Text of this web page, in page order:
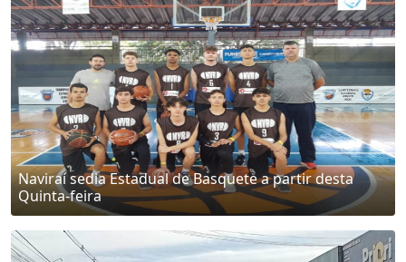
Naviraí sedia Estadual de Basquete a partir desta
Quinta-feira